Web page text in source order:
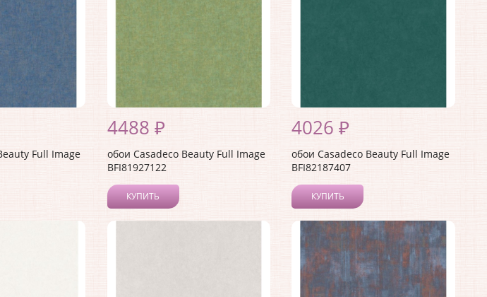
Full Image
4488 ₽
обои Casadeco Beauty Full Image
BFI81927122
КУПИТЬ
4026 ₽
обои Casadeco Beauty Full Image
BFI82187407
КУПИТЬ